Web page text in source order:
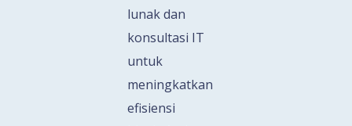
lunak dan
konsultasi IT
untuk
meningkatkan
efisiensi